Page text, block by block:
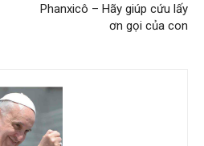
Phanxicô – Hãy giúp cứu lấy
ơn gọi của con